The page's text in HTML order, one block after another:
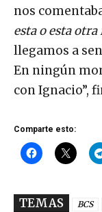
nos
esta o esta otra
llegamos a
En ningún
con Ignacio”,
Comparte esto:
TEMAS BCS